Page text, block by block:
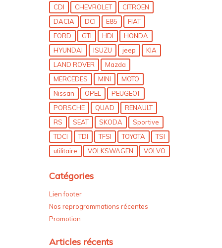
CDI
CHEVROLET
CITROEN
DACIA
DCI E85
FIAT
FORD
GTI HDI
HONDA
HYUNDAI
ISUZU jeep
KIA
LAND ROVER
Mazda
MERCEDES
MINI
MOTO
Nissan
OPEL
PEUGEOT
PORSCHE
QUAD
RENAULT
RS
SEAT SKODA
Sportive
TDCI
TDI TFSI TOYOTA
TSI
utilitaire
VOLKSWAGEN VOLVO
Catégories
Lien footer
Nos reprogrammations récentes
Promotion
Articles récents